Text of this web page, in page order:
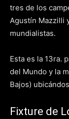
tres de los
Agustín Mazzilli
mundialistas.
Esta es la 13ra.
del Mundo y la
Bajos)
Fixture de